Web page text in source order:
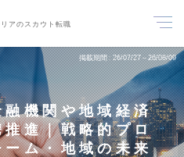
アのスカウト転職
掲載期間 26/07/27～26/08/09
融機関や地域経済
推進｜戦略的プロ
ーム・地域の未来